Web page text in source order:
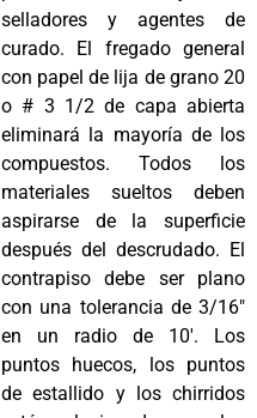
selladores y agentes de
curado. El fregado general
con papel de lija de grano 20
o # 3 1/2 de capa abierta
eliminará la mayoría de los
compuestos. Todos los
materiales sueltos deben
aspirarse de la superficie
después del descrudado. El
contrapiso debe ser plano
con una tolerancia de 3/16″
en un radio de 10′. Los
puntos huecos, los puntos
de estallido y los chirridos